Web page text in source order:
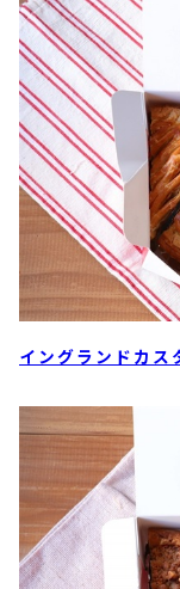
イングランドカス